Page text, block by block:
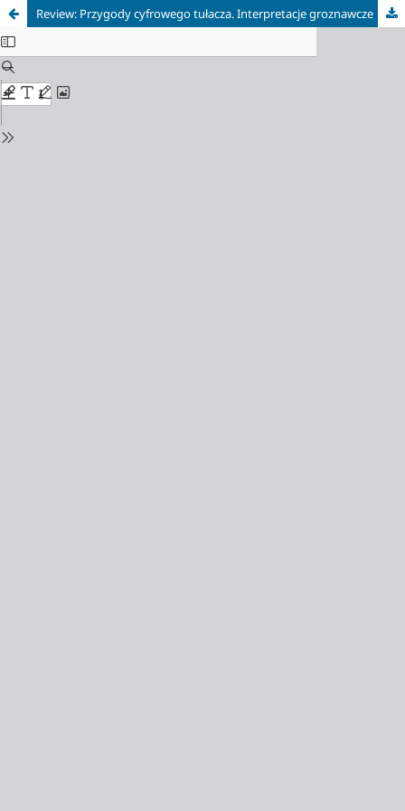
Review: Przygody cyfrowego tułacza. Interpretacje groznawcze